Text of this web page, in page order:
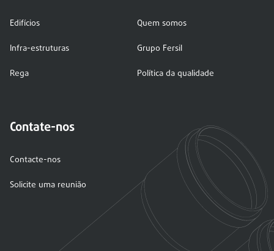
Edifícios
Infra-estruturas
Rega
Quem somos
Grupo Fersil
Política da qualidade
Contate-nos
Contacte-nos
Solicite uma reunião